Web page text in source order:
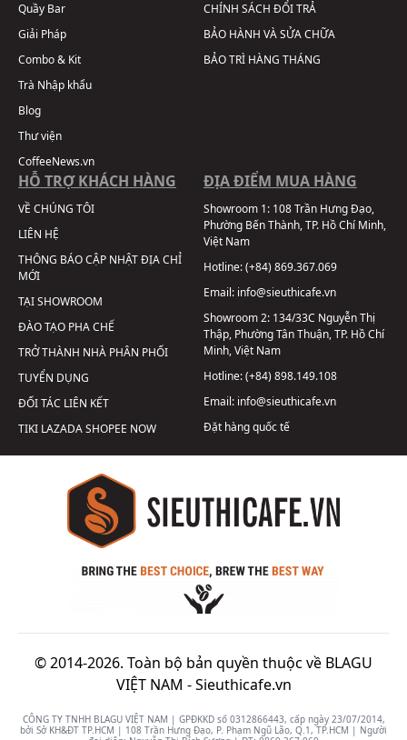
Quầy Bar
Giải Pháp
Combo & Kit
Trà Nhập khẩu
Blog
Thư viện
CoffeeNews.vn
CHÍNH SÁCH ĐỔI TRẢ
BẢO HÀNH VÀ SỬA CHỮA
BẢO TRÌ HÀNG THÁNG
HỖ TRỢ KHÁCH HÀNG
VỀ CHÚNG TÔI
LIÊN HỆ
THÔNG BÁO CẬP NHẬT ĐỊA CHỈ
MỚI
TẠI SHOWROOM
ĐÀO TẠO PHA CHẾ
TRỞ THÀNH NHÀ PHÂN PHỐI
TUYỂN DỤNG
ĐỐI TÁC LIÊN KẾT
TIKI LAZADASHOPEE NOW
ĐỊA ĐIỂM MUA HÀNG
Showroom 1: 108 Trần Hưng Đạo,
Phường Bến Thành, TP. Hồ Chí Minh,
Việt Nam
Hotline:(+84) 869.367.069
Email: info@sieuthicafe.vn
Showroom 2: 134/33C Nguyễn Thị
Thập, Phường Tân Thuận, TP. Hồ Chí
Minh, Việt Nam
Hotline:(+84) 898.149.108
Email: info@sieuthicafe.vn
Đặt hàng quốc tế
© 2014-2026. Toàn bộ bản quyền thuộc về BLAGU
VIỆT NAM -Sieuthicafe.vn
CÔNG TY TNHH BLAGU VIỆT NAM | GPĐKKD số 0312866443, cấp ngày 23/07/2014,
bởi Sở KH&ĐT TP.HCM | 108 Trần Hưng Đạo, P. Phạm Ngũ Lão, Q.1, TP.HCM | Người